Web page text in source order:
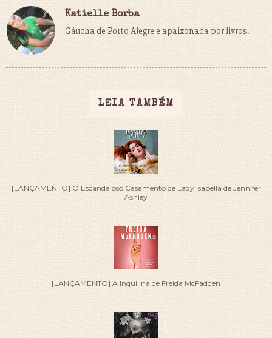
Katielle Borba
Gáucha de Porto Alegre e apaixonada por livros.
LEIA TAMBÉM
[LANÇAMENTO] O Escandaloso Casamento de Lady Isabella de Jennifer
Ashley
[LANÇAMENTO] A Inquilina de Freida McFadden